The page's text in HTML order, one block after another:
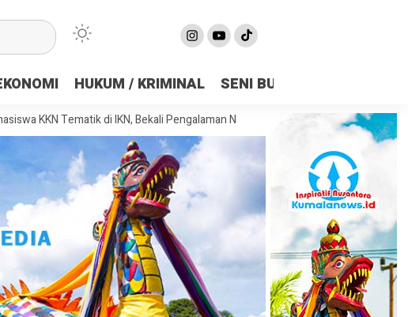
HUKUM / KRIMINAL SENI BUDAYA
Tematik di IKN, Bekali Pengalaman Nyata Membangun Kota Masa Depan